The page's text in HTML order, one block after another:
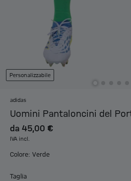
Personalizzabile
adidas
Uomini Pantaloncini del
da 45,00 €
IVA incl.
Colore: Verde
Taglia